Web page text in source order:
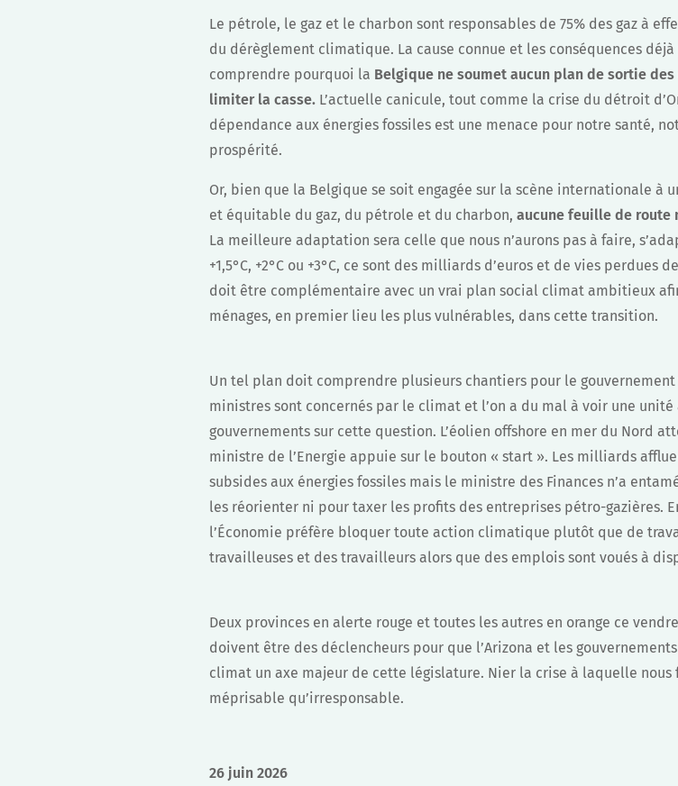
26 juin 2026
Le pétrole, le gaz et le charbon sont responsables de 75% des gaz à
du dérèglement climatique. La cause connue et les conséquences
comprendre pourquoi la Belgique ne soumet aucun plan de sortie
limiter la casse. L’actuelle canicule, tout comme la crise du détroit
dépendance aux énergies fossiles est une menace pour notre santé,
prospérité.
Or, bien que la Belgique se soit engagée sur la scène internationale à
et équitable du gaz, du pétrole et du charbon,aucune feuille de route
La meilleure adaptation sera celle que nous n’aurons pas à faire,
+1,5°C, +2°C ou +3°C, ce sont des milliards d’euros et de vies perdues
doit être complémentaire avec un vrai plan social climat ambitieux
ménages, en premier lieu les plus vulnérables, dans cette transition.
Un tel plan doit comprendre plusieurs chantiers pour le
ministres sont concernés par le climat et l’on a du mal à voir une unité
gouvernements sur cette question. L’éolien offshore en mer du Nord
ministre de l’Energie appuie sur le bouton « start ». Les milliards
subsides aux énergies fossiles mais le ministre des Finances n’a
les réorienter ni pour taxer les profits des entreprises pétro-gazières.
l’Économie préfère bloquer toute action climatique plutôt que de
travailleuses et des travailleurs alors que des emplois sont voués à
Deux provinces en alerte rouge et toutes les autres en orange ce
doivent être des déclencheurs pour que l’Arizona et les
climat un axe majeur de cette législature. Nier la crise à laquelle nous
méprisable qu’irresponsable.